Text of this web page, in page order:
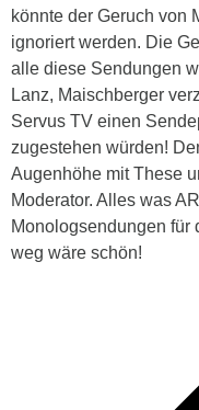
könnte der Geruch von
ignoriert werden. Die
alle diese Sendungen
Lanz, Maischberger
Servus TV einen
zugestehen würden!
Augenhöhe mit These
Moderator. Alles was
Monologsendungen für
weg wäre schön!